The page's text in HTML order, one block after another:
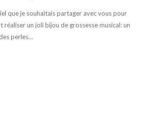
que je souhaitais partager avec vous pour
un joli bijou de grossesse musical: un
perles…